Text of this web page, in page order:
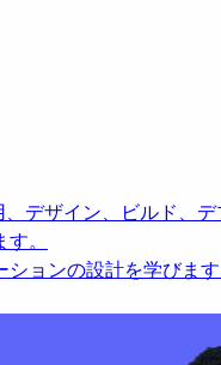
デザイン、ビルド、デ
。
ョンの設計を学びます